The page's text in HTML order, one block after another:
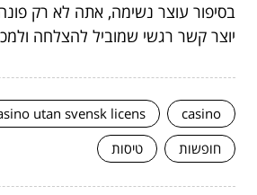
בסיפור עוצר נשימה, אתה לא רק
יוצר קשר רגשי שמוביל להצלחה
casino
utan svensk licens
חופשות
טיסות